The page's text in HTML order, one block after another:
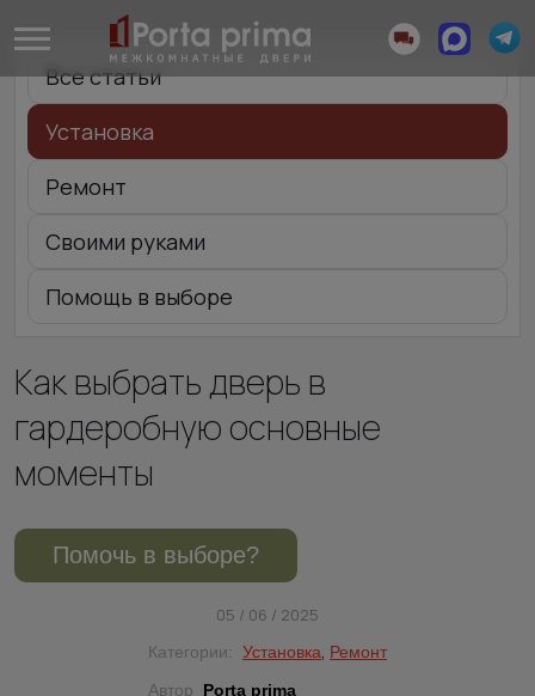
Все статьи
Установка
Ремонт
Своими руками
Помощь в выборе
Как выбрать дверь в
гардеробную основные
моменты
Помочь в выборе?
05 / 06 / 2025
Категории: Установка, Ремонт
Автор
Porta prima